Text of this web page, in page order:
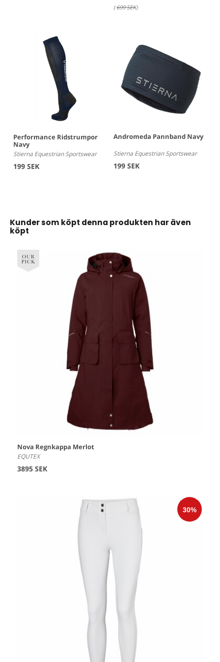
(699 SEK)
Performance Ridstrumpor
Navy
Stierna Equestrian Sportswear
199 SEK
Andromeda Pannband Navy
Stierna Equestrian Sportswear
199 SEK
Kunder som köpt denna produkten har även
köpt
Nova Regnkappa Merlot
EQUTEX
3895 SEK